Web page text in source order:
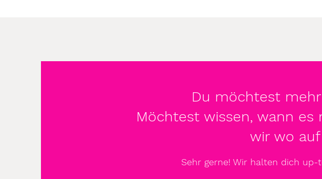
Du möchtest
Möchtest wissen, wann es
wir wo
Sehr gerne! Wir halten dich